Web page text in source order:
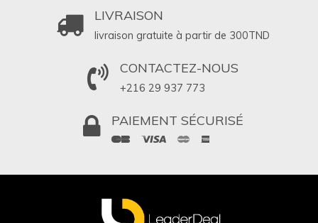
LIVRAISON
livraison gratuite à partir de 300TND
CONTACTEZ-NOUS
+216 29 937 773
PAIEMENT SÉCURISÉ